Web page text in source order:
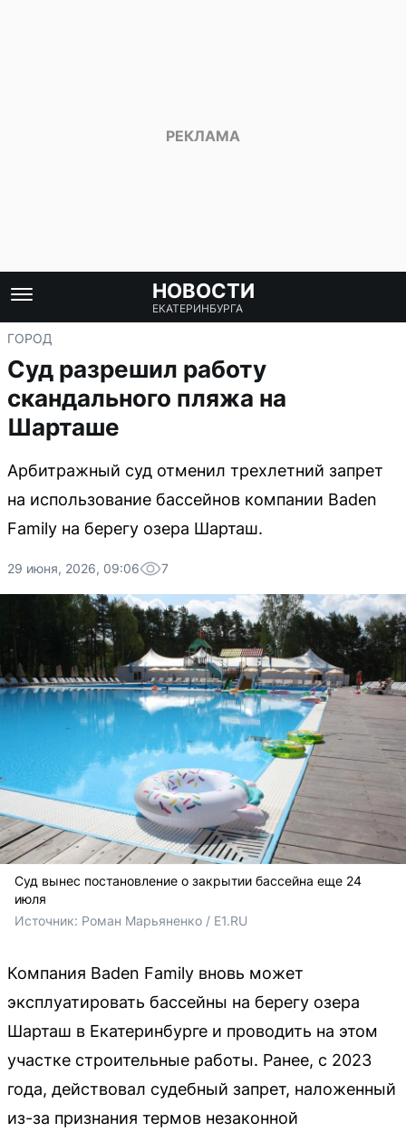
НОВОСТИ
ЕКАТЕРИНБУРГА
ГОРОД
Суд разрешил работу
скандального пляжа на
Шарташе
Арбитражный суд отменил трехлетний запрет
на использование бассейнов компании Baden
Family на берегу озера Шарташ.
29 июня, 2026, 09:06 7
Суд вынес постановление о закрытии бассейна еще 24
июля
Источник: Роман Марьяненко / E1.RU
Компания Baden Family вновь может
эксплуатировать бассейны на берегу озера
Шарташ в Екатеринбурге и проводить на этом
участке строительные работы. Ранее, с 2023
года, действовал судебный запрет, наложенный
из-за признания термов незаконной